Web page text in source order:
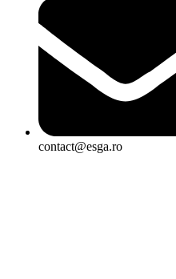
contact@esga.ro